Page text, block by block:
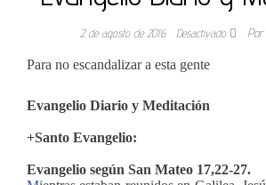
2 de agosto de 2016 Desactivado Por
Para no escandalizar a esta gente
Evangelio Diario y Meditación
+Santo Evangelio:
Evangelio según San Mateo 17,22-27.